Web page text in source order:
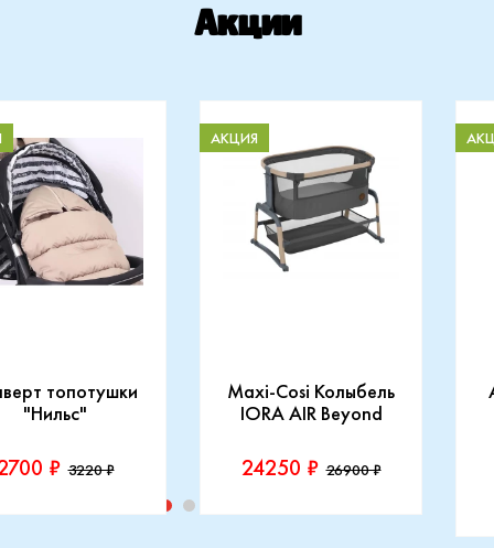
Акции
топотушки
"Нильс"
₽ 3220 ₽
Maxi-Cosi Колыбель
IORA AIR Beyond
АКЦИЯ
24250 ₽ 26900 ₽
Производитель::